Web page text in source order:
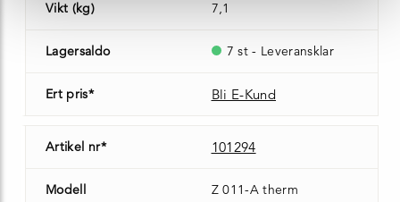
Vikt (kg) 7,1
Lagersaldo 7 st - Leveransklar
Ert pris* Bli E-Kund
Artikel nr* 101294
Modell Z 011-A therm